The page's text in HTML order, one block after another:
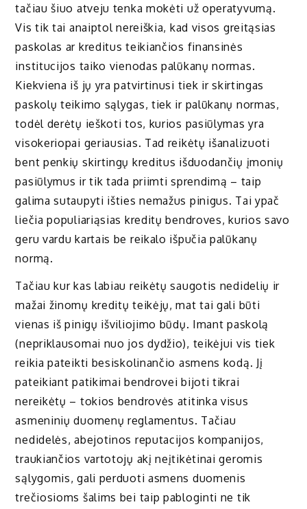
tačiau šiuo atveju tenka mokėti už operatyvumą.
Vis tik tai anaiptol nereiškia, kad visos greitąsias
paskolas ar kreditus teikiančios finansinės
institucijos taiko vienodas palūkanų normas.
Kiekviena iš jų yra patvirtinusi tiek ir skirtingas
paskolų teikimo sąlygas, tiek ir palūkanų normas,
todėl derėtų ieškoti tos, kurios pasiūlymas yra
visokeriopai geriausias. Tad reikėtų išanalizuoti
bent penkių skirtingų kreditus išduodančių įmonių
pasiūlymus ir tik tada priimti sprendimą – taip
galima sutaupyti išties nemažus pinigus. Tai ypač
liečia populiariąsias kreditų bendroves, kurios savo
geru vardu kartais be reikalo išpučia palūkanų
normą.
Tačiau kur kas labiau reikėtų saugotis nedidelių ir
mažai žinomų kreditų teikėjų, mat tai gali būti
vienas iš pinigų išviliojimo būdų. Imant paskolą
(nepriklausomai nuo jos dydžio), teikėjui vis tiek
reikia pateikti besiskolinančio asmens kodą. Jį
pateikiant patikimai bendrovei bijoti tikrai
nereikėtų – tokios bendrovės atitinka visus
asmeninių duomenų reglamentus. Tačiau
nedidelės, abejotinos reputacijos kompanijos,
traukiančios vartotojų akį neįtikėtinai geromis
sąlygomis, gali perduoti asmens duomenis
trečiosioms šalims bei taip pabloginti ne tik